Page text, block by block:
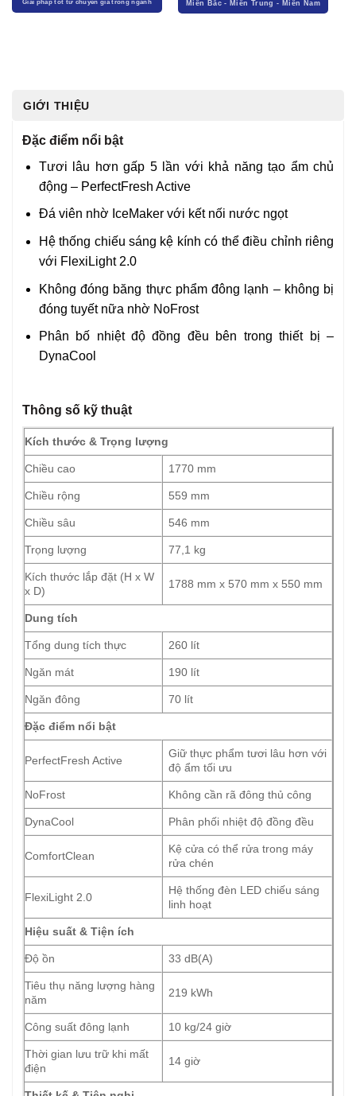
GIỚI THIỆU
Đặc điểm nổi bật
Tươi lâu hơn gấp 5 lần với khả năng tạo ẩm chủ
động – PerfectFresh Active
Đá viên nhờ IceMaker với kết nối nước ngọt
Hệ thống chiếu sáng kệ kính có thể điều chỉnh riêng
với FlexiLight 2.0
Không đóng băng thực phẩm đông lạnh – không bị
đóng tuyết nữa nhờ NoFrost
Phân bố nhiệt độ đồng đều bên trong thiết bị –
DynaCool
Thông số kỹ thuật
Kích thước & Trọng lượng
Chiều cao 1770 mm
Chiều rộng 559 mm
Chiều sâu 546 mm
Trọng lượng 77,1 kg
Kích thước lắp đặt (H x W
x D)
1788 mm x 570 mm x 550 mm
Dung tích
Tổng dung tích thực 260 lít
Ngăn mát 190 lít
Ngăn đông 70 lít
Đặc điểm nổi bật
PerfectFresh Active
Giữ thực phẩm tươi lâu hơn với
độ ẩm tối ưu
NoFrost Không cần rã đông thủ công
DynaCool Phân phối nhiệt độ đồng đều
ComfortClean
Kệ cửa có thể rửa trong máy
rửa chén
FlexiLight 2.0
Hệ thống đèn LED chiếu sáng
linh hoạt
Hiệu suất & Tiện ích
Độ ồn 33 dB(A)
Tiêu thụ năng lượng hàng
năm
219 kWh
Công suất đông lạnh 10 kg/24 giờ
Thời gian lưu trữ khi mất
điện
14 giờ